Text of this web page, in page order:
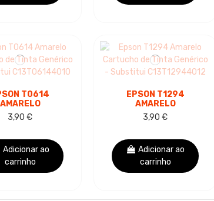
T0614
AMARELO
DE TINTA
GENÉRICO -
3,90 €
Adicionar ao
carrinho
EPSON T1294
AMARELO
CARTUCHO DE TINTA
GENÉRICO -
C13T12944012
3,90 €
Adicionar ao
carrinho